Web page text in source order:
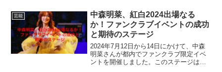
上忍さんが見せたくなかった秘密の部屋
が、今回公開されました。...
芸能
中森明菜、紅白2024出場なる
か！ファンクラブイベントの成功
と期待のステージ
2024年7月12日から14日にかけて、中森
明菜さんが都内でファンクラブ限定イベ
ントを開催しました。このステージは、